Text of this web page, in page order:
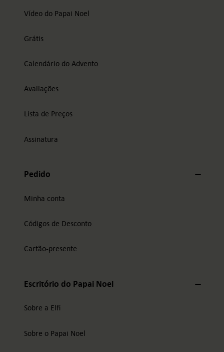
Vídeo do Papai Noel
Grátis
Calendário do Advento
Avaliações
Lista de Preços
Assinatura
Pedido
Minha conta
Códigos de Desconto
Cartão-presente
Escritório do Papai Noel
Sobre a Elfi
Sobre o Papai Noel